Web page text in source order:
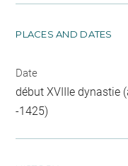
PLACES AND DATES
Date
début XVIIIe dynastie
-1425)